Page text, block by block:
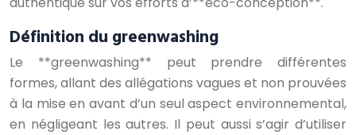
Définition du greenwashing
Le **greenwashing** peut prendre différentes
formes, allant des allégations vagues et non prouvées
à la mise en avant d’un seul aspect environnemental,
en négligeant les autres. Il peut aussi s’agir d’utiliser